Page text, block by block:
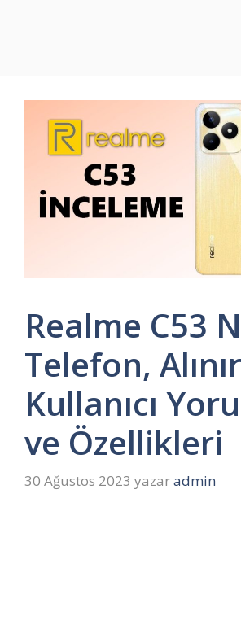
Realme C53
Telefon,
Kullanıcı
ve Özellikleri
30 Ağustos 2023 yazaradmin